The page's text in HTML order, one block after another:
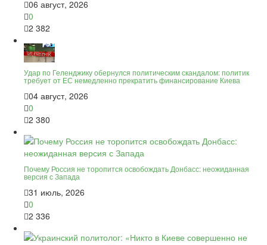
06 август, 2026
0
2 382
Удар по Геленджику обернулся политическим скандалом: политик
требует от ЕС немедленно прекратить финансирование Киева
04 август, 2026
0
2 380
Почему Россия не торопится освобождать Донбасс: неожиданная
версия с Запада
31 июль, 2026
0
2 336